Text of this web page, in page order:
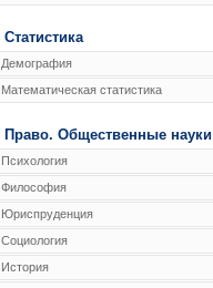
Статистика
Демография
Математическая статистика
Право. Общественные науки
Психология
Философия
Юриспруденция
Социология
История